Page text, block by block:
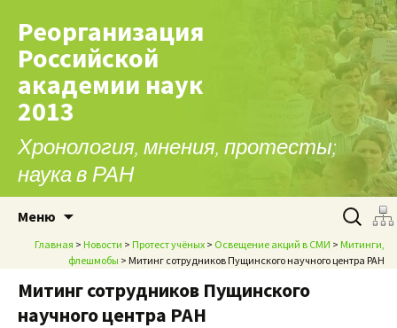
Реорганизация
Российской
академии наук
2013
Хронология, мнения, протесты;
наука в РАН
Меню Найти:
Главная > Новости > Протест учёных > Освещение акций в СМИ > Митинги,
флешмобы > Митинг сотрудников Пущинского научного центра РАН
Митинг сотрудников Пущинского
научного центра РАН